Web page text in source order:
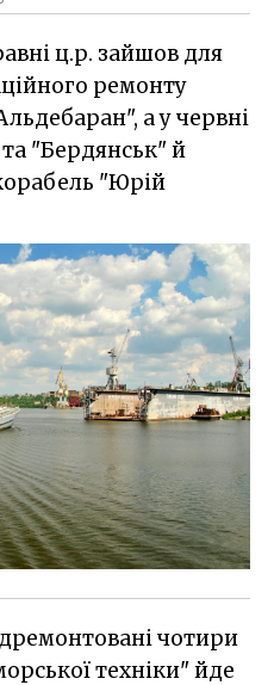
ц.р. зайшов для
ремонту
а у червні
"Бердянськ" й
"Юрій
чотири
техніки" йде